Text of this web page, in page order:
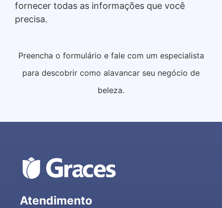
fornecer todas as informações que você
precisa.
Preencha o formulário e fale com um especialista
para descobrir como alavancar seu negócio de
beleza.
Atendimento